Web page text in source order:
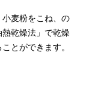
小麦粉をこね、の
乾燥法」で乾燥
とができます。